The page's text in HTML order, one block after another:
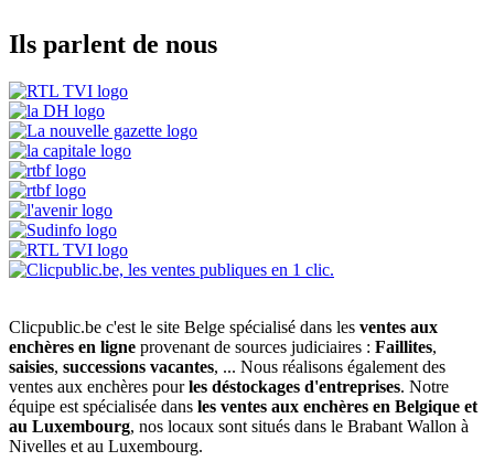
Ils parlent de nous
Clicpublic.be c'est le site Belge spécialisé dans les ventes aux
enchères en ligne provenant de sources judiciaires : Faillites,
saisies, successions vacantes, ... Nous réalisons également des
ventes aux enchères pourles déstockages d'entreprises. Notre
équipe est spécialisée dans les ventes aux enchères en Belgique et
au Luxembourg, nos locaux sont situés dans le Brabant Wallon à
Nivelles et au Luxembourg.